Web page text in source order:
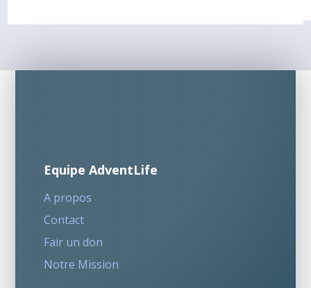
Equipe AdventLife
A propos
Contact
Fair un don
Notre Mission